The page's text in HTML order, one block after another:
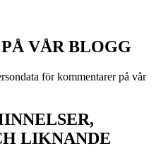
VÅR BLOGG
för kommentarer på vår
LIKNANDE